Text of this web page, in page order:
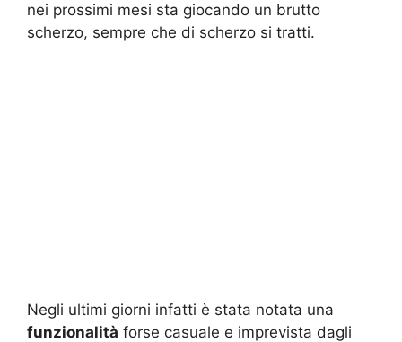
nei prossimi mesi sta giocando un brutto
scherzo, sempre che di scherzo si tratti.
Negli ultimi giorni infatti è stata notata una
funzionalità forse casuale e imprevista dagli